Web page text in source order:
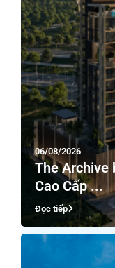
06/08/2026
The Archive
Cao Cấp ...
Đọc tiếp